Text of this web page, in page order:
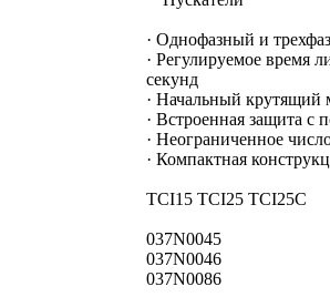
· Однофазный и
· Регулируемое время
секунд
· Начальный крутящий
· Встроенная защита с
· Неограниченное
· Компактная
TCI15 TCI25 TCI25C
037N0045
037N0046
037N0086